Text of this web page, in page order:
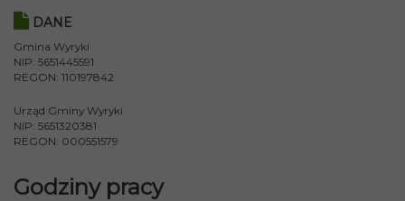
DANE
Gmina Wyryki
NIP: 5651445591
REGON: 110197842
Urząd Gminy Wyryki
NIP: 5651320381
REGON: 000551579
Godziny pracy